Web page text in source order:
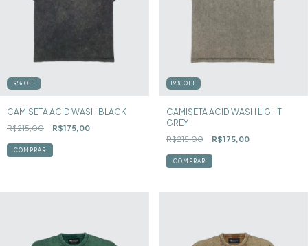
19% OFF
CAMISETA ACID WASH BLACK
R$215,00 R$175,00
COMPRAR
19% OFF
CAMISETA ACID WASH LIGHT
GREY
R$215,00 R$175,00
COMPRAR